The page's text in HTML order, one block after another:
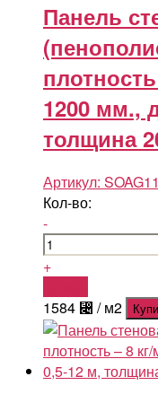
Панель
1200 мм.,
толщина
Артикул:
Кол-во:
-
+
1584 ⃄ / м2